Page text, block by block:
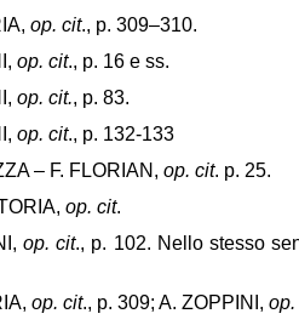
op. cit., p. 309–310.
op. cit., p. 16 e ss.
op. cit.
, p. 83.
op. cit., p. 132-133
– F. FLORIAN, op. cit. p. 25.
op. cit.
op. cit., p. 102. Nello stesso
op. cit., p. 309; A. ZOPPINI, op.